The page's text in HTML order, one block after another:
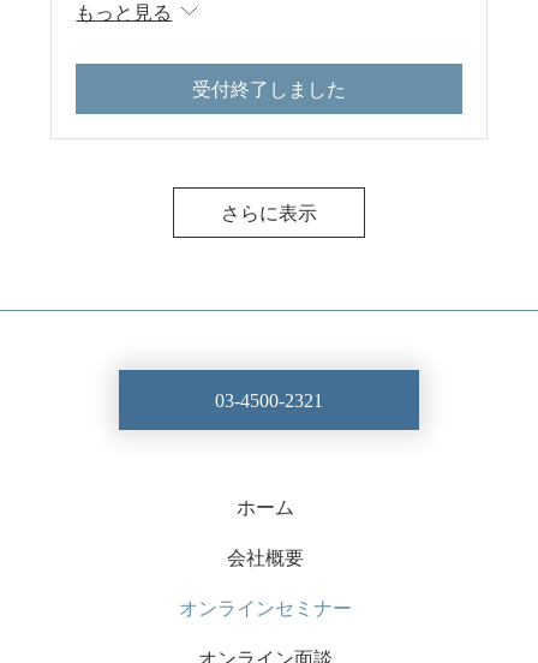
もっと見る
受付終了しました
さらに表示
03-4500-2321
ホーム
会社概要
オンラインセミナー